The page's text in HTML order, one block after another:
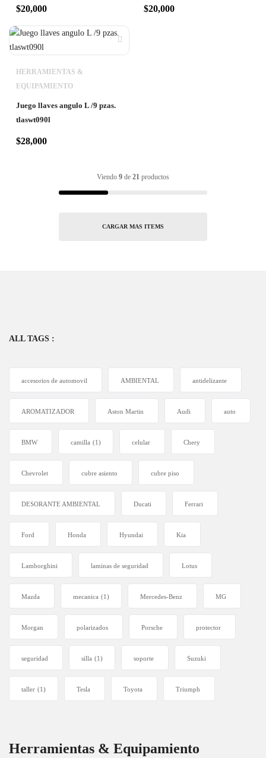
$20,000 $20,000
HERRAMIENTAS &
EQUIPAMIENTO
Juego llaves angulo L /9 pzas.
tlaswt090l
$28,000
Viendo 9 de 21 productos
CARGAR MAS ITEMS
ALL TAGS :
accesorios de automovil AMBIENTAL antidelizante
AROMATIZADOR Aston Martin Audi auto
BMW camilla (1) celular Chery
Chevrolet cubre asiento cubre piso
DESORANTE AMBIENTAL Ducati Ferrari
Ford Honda Hyundai Kia
Lamborghini laminas de seguridad Lotus
Mazda mecanica (1) Mercedes-Benz MG
Morgan polarizados Porsche protector
seguridad silla (1) soporte Suzuki
taller (1) Tesla Toyota Triumph
Herramientas & Equipamiento